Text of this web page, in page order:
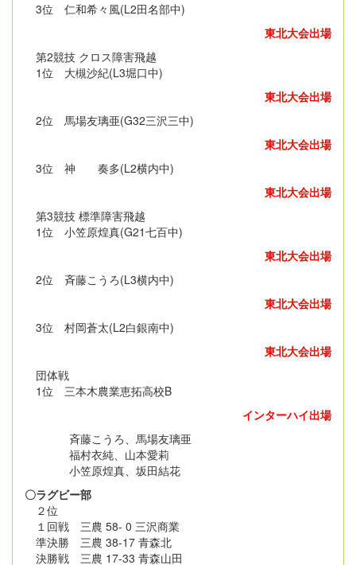
3位 仁和希々風(L2田名部中)
東北大会出場
第2競技 クロス障害飛越
1位 大槻沙紀(L3堀口中)
東北大会出場
2位 馬場友璃亜(G32三沢三中)
東北大会出場
3位 神 奏多(L2横内中)
東北大会出場
第3競技 標準障害飛越
1位 小笠原煌真(G21七百中)
東北大会出場
2位 斉藤こうろ(L3横内中)
東北大会出場
3位 村岡蒼太(L2白銀南中)
東北大会出場
団体戦
1位 三本木農業恵拓高校B
インターハイ出場
斉藤こうろ、馬場友璃亜
福村衣純、山本愛莉
小笠原煌真、坂田結花
〇ラグビー部
２位
１回戦 三農 58- 0 三沢商業
準決勝 三農 38-17 青森北
決勝戦 三農 17-33 青森山田